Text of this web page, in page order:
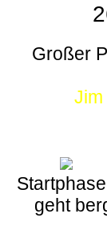
Großer
geht